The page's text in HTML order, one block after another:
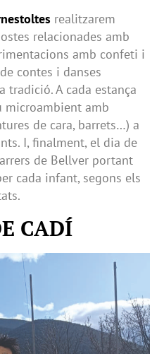
realitzarem
relacionades amb
amb confeti i
contes i danses
tradició. A cada estança
microambient amb
de cara, barrets…) a
I, finalment, el dia de
de Bellver portant
cada infant, segons els
CADÍ